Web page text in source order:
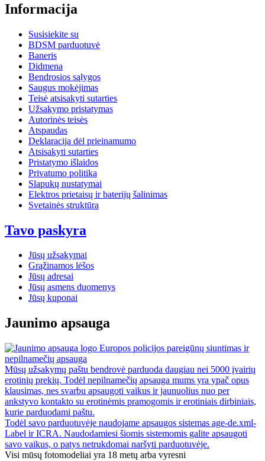
Informacija
Susisiekite su
BDSM parduotuvė
Baneris
Didmena
Bendrosios sąlygos
Saugus mokėjimas
Teisė atsisakyti sutarties
Užsakymo pristatymas
Autorinės teisės
Atspaudas
Deklaracija dėl prieinamumo
Atsisakyti sutarties
Pristatymo išlaidos
Privatumo politika
Slapukų nustatymai
Elektros prietaisų ir baterijų šalinimas
Svetainės struktūra
Tavo paskyra
Jūsų užsakymai
Grąžinamos lėšos
Jūsų adresai
Jūsų asmens duomenys
Jūsų kuponai
Jaunimo apsauga
Europos policijos pareigūnų siuntimas ir
nepilnamečių apsauga
Mūsų užsakymų paštu bendrovė parduoda daugiau nei 5000 įvairių
erotinių prekių. Todėl nepilnamečių apsauga mums yra ypač opus
klausimas, nes svarbu apsaugoti vaikus ir jaunuolius nuo per
ankstyvo kontakto su erotinėmis pramogomis ir erotiniais dirbiniais,
kurie parduodami paštu.
Todėl savo parduotuvėje naudojame apsaugos sistemas age-de.xml-
Label ir ICRA. Naudodamiesi šiomis sistemomis galite apsaugoti
savo vaikus, o patys netrukdomai naršyti parduotuvėje.
Visi mūsų fotomodeliai yra 18 metų arba vyresni